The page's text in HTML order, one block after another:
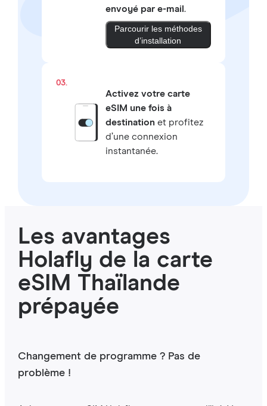
envoyé par e-mail .
Parcourir les méthodes
d’installation
03.
Activez votre carte
eSIM une fois à
destinationet profitez
d’une connexion
instantanée.
Les avantages
Holafly de la carte
eSIM Thaïlande
prépayée
Changement de programme ? Pas de
problème !